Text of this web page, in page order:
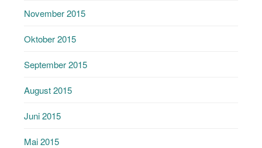
November 2015
Oktober 2015
September 2015
August 2015
Juni 2015
Mai 2015